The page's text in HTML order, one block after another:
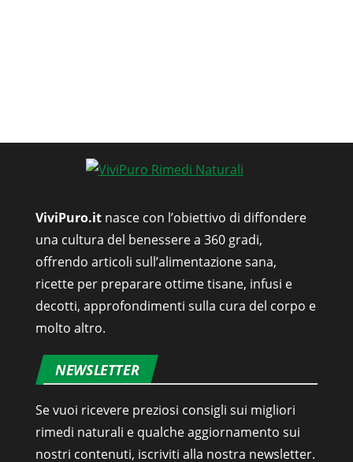
ViviPuro.it nasce con l’obiettivo di diffondere
una cultura del benessere a 360 gradi,
offrendo articoli sull’alimentazione sana,
ricette per preparare ottime tisane, infusi e
decotti, approfondimenti sulla cura del corpo e
molto altro.
NEWSLETTER
Se vuoi ricevere preziosi consigli sui migliori
rimedi naturali e qualche aggiornamento sui
nostri contenuti, iscriviti alla nostra newsletter.